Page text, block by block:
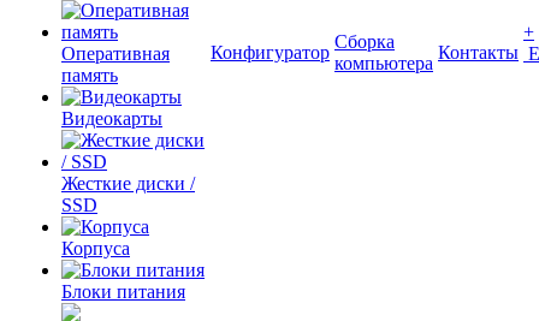
Оперативная
память
Видеокарты
Жесткие диски /
SSD
Корпуса
Блоки питания
Конфигуратор
Сборка
компьютера
Контакты
+